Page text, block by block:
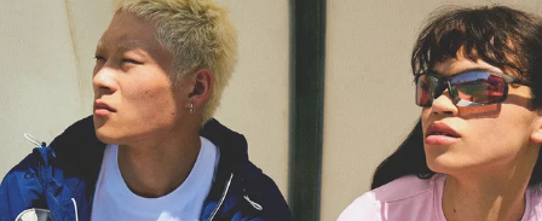
UN POLO KREKLI
STILA ŠORTI
DŽEMPERI
UN ADĪTAS JAKAS